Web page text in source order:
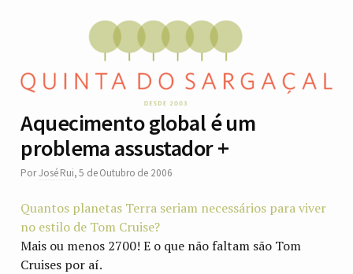
Aquecimento global é um
problema assustador +
PorJosé Rui,5 de Outubro de 2006
Quantos planetas Terra seriam necessários para viver
no estilo de Tom Cruise?
Mais ou menos 2700! E o que não faltam são Tom
Cruises por aí.